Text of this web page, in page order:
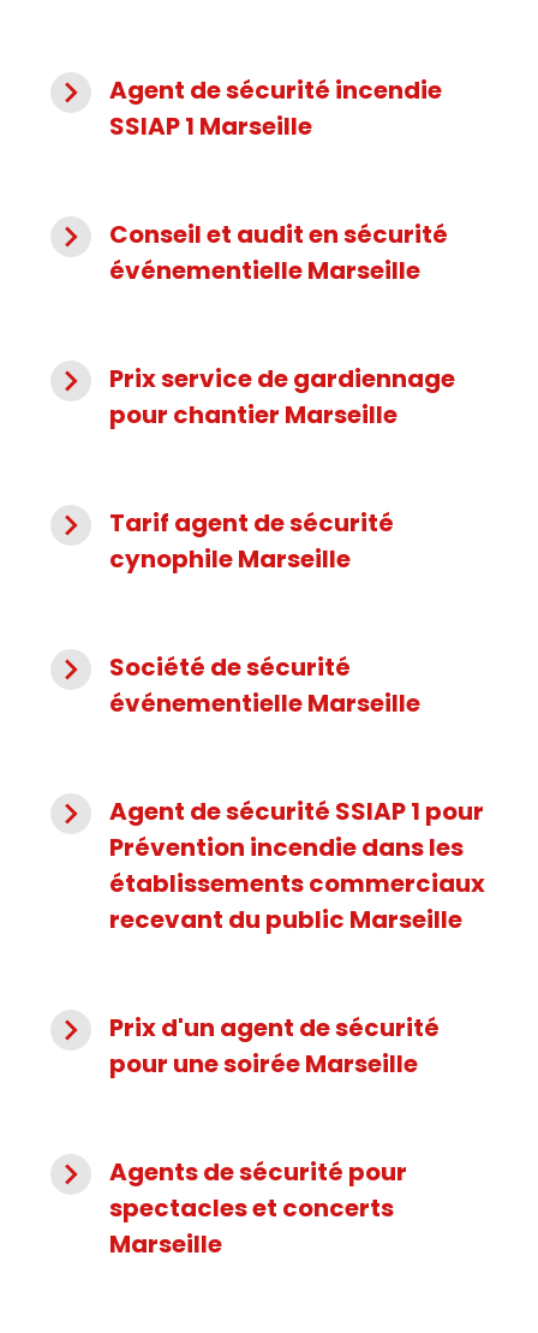
navigate_next Agent de sécurité incendie
SSIAP 1 Marseille
navigate_next Conseil et audit en sécurité
événementielle Marseille
navigate_next Prix service de gardiennage
pour chantier Marseille
navigate_next Tarif agent de sécurité
cynophile Marseille
navigate_next Société de sécurité
événementielle Marseille
navigate_next Agent de sécurité SSIAP 1 pour
Prévention incendie dans les
établissements commerciaux
recevant du public Marseille
navigate_next Prix d'un agent de sécurité
pour une soirée Marseille
navigate_next Agents de sécurité pour
spectacles et concerts
Marseille